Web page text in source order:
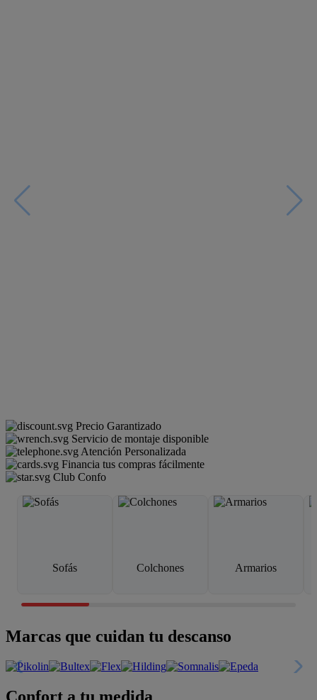
Precio Garantizado
Servicio de montaje disponible
Atención Personalizada
Financia tus compras fácilmente
Club Confo
Sofás Colchones Armarios
Marcas que cuidan tu descanso
Confort a tu medida